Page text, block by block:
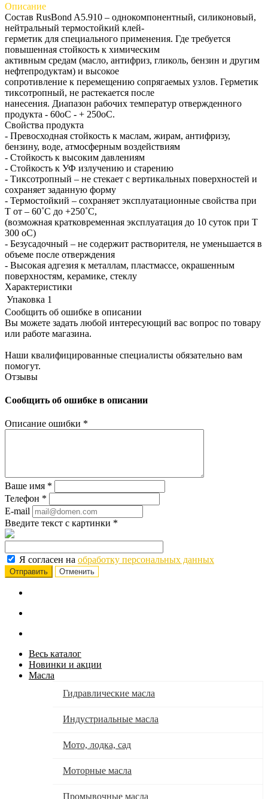
Описание
Состав RusBond A5.910 – однокомпонентный, силиконовый,
нейтральный термостойкий клей-
герметик для специального применения. Где требуется
повышенная стойкость к химическим
активным средам (масло, антифриз, гликоль, бензин и другим
нефтепродуктам) и высокое
сопротивление к перемещению сопрягаемых узлов. Герметик
тиксотропный, не растекается после
нанесения. Диапазон рабочих температур отвержденного
продукта - 60оС - + 250оС.
Свойства продукта
- Превосходная стойкость к маслам, жирам, антифризу,
бензину, воде, атмосферным воздействиям
- Стойкость к высоким давлениям
- Стойкость к УФ излучению и старению
- Тиксотропный – не стекает с вертикальных поверхностей и
сохраняет заданную форму
- Термостойкий – сохраняет эксплуатационные свойства при
Т от – 60˚С до +250˚С,
(возможная кратковременная эксплуатация до 10 суток при Т
300 оС)
- Безусадочный – не содержит растворителя, не уменьшается в
объеме после отверждения
- Высокая адгезия к металлам, пластмассе, окрашенным
поверхностям, керамике, стеклу
Характеристики
Упаковка 1
Сообщить об ошибке в описании
Вы можете задать любой интересующий вас вопрос по товару
или работе магазина.
Наши квалифицированные специалисты обязательно вам
помогут.
Отзывы
Сообщить об ошибке в описании
Описание ошибки *
Ваше имя *
Телефон *
E-mail
Введите текст с картинки *
Я согласен на обработку персональных данных
Отменить
Весь каталог
Новинки и акции
Масла
Гидравлические масла
Индустриальные масла
Мото, лодка, сад
Моторные масла
Промывочные масла